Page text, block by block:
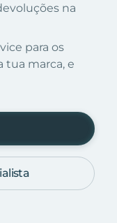
na
para os
tua marca, e